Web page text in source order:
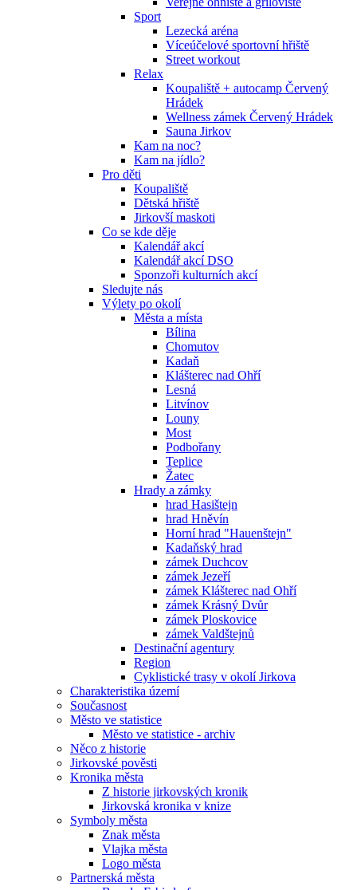
Sport
Lezecká aréna
Víceúčelové sportovní hřiště
Street workout
Relax
Koupaliště + autocamp Červený
Hrádek
Wellness zámek Červený Hrádek
Sauna Jirkov
Kam na noc?
Kam na jídlo?
Pro děti
Koupaliště
Dětská hřiště
Jirkovší maskoti
Co se kde děje
Kalendář akcí
Kalendář akcí DSO
Sponzoři kulturních akcí
Sledujte nás
Výlety po okolí
Města a místa
Bílina
Chomutov
Kadaň
Klášterec nad Ohří
Lesná
Litvínov
Louny
Most
Podbořany
Teplice
Žatec
Hrady a zámky
hrad Hasištejn
hrad Hněvín
Horní hrad "Hauenštejn"
Kadaňský hrad
zámek Duchcov
zámek Jezeří
zámek Klášterec nad Ohří
zámek Krásný Dvůr
zámek Ploskovice
zámek Valdštejnů
Destinační agentury
Region
Cyklistické trasy v okolí Jirkova
Charakteristika území
Současnost
Město ve statistice
Město ve statistice - archiv
Něco z historie
Jirkovské pověsti
Kronika města
Z historie jirkovských kronik
Jirkovská kronika v knize
Symboly města
Znak města
Vlajka města
Logo města
Partnerská města